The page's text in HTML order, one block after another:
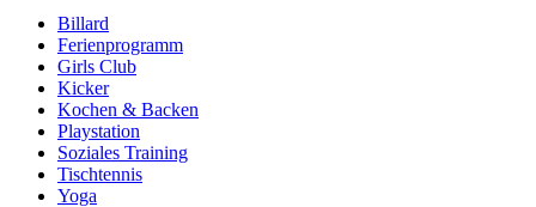
Billard
Ferienprogramm
Girls Club
Kicker
Kochen & Backen
Playstation
Soziales Training
Tischtennis
Yoga